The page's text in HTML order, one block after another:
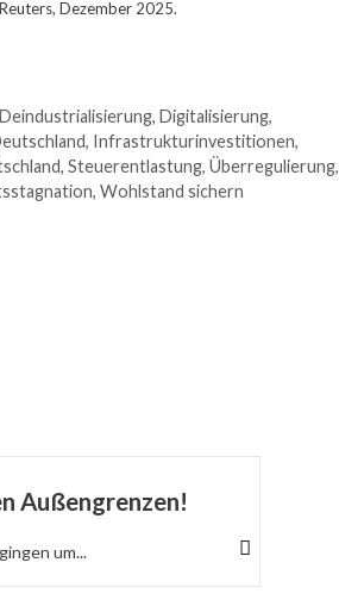
Dezember 2025.
Deindustrialisierung, Digitalisierung,
, Infrastrukturinvestitionen,
, Steuerentlastung, Überregulierung,
, Wohlstand sichern
Außengrenzen!
um...